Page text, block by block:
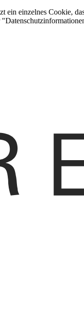
ein einzelnes Cookie,